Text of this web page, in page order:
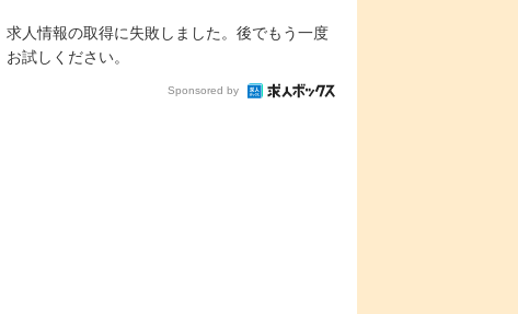
求人情報の取得に失敗しました。後でもう一度
お試しください。
Sponsored by